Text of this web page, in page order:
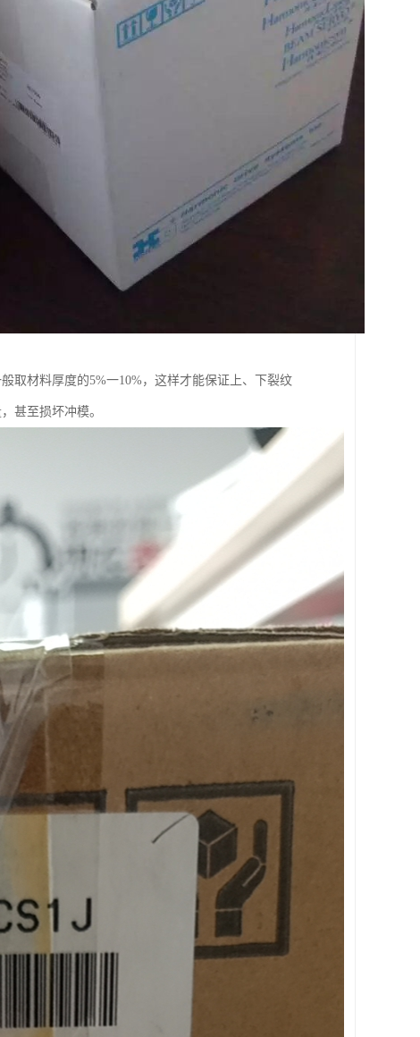
取材料厚度的5%一10%，这样才能保证上、下裂纹
甚至损坏冲模。